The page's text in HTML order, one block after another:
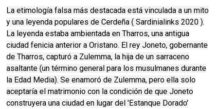
La etimología falsa más destacada está vinculada a un mito
y una leyenda populares de Cerdeña ( Sardinialinks 2020 ).
La leyenda estaba ambientada en Tharros, una antigua
ciudad fenicia anterior a Oristano. El rey Joneto, gobernante
de Tharros, capturó a Zulemma, la hija de un sarraceno
asaltante (un término general para los musulmanes durante
la Edad Media). Se enamoró de Zulemma, pero ella solo
aceptaría el matrimonio con la condición de que Joneto
construyera una ciudad en lugar del 'Estanque Dorado'